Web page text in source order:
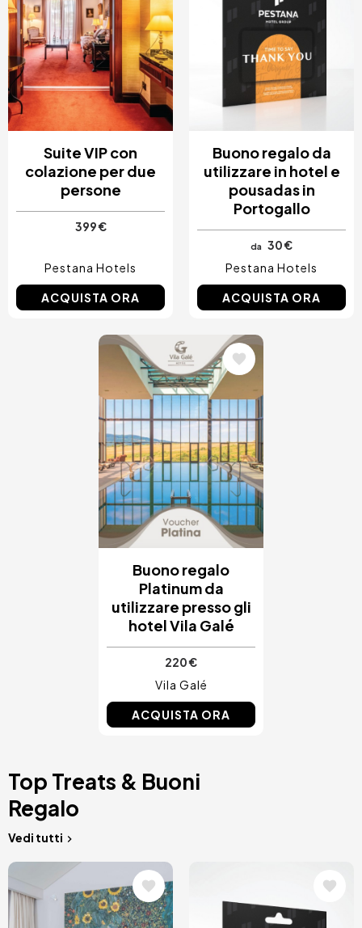
Suite VIP con
colazione per due
persone
399 €
Pestana Hotels
ACQUISTA ORA
Buono regalo da
utilizzare in hotel e
pousadas in
Portogallo
da 30 €
Pestana Hotels
ACQUISTA ORA
Immagine
Buono regalo
Platinum da
utilizzare presso gli
hotel Vila Galé
220 €
Vila Galé
ACQUISTA ORA
Top Treats & Buoni
Regalo
Vedi tutti
Immagine